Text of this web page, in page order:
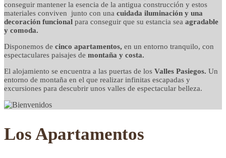
CONFORTABLE
conseguir mantener la esencia de la antigua construcción y estos
materiales conviven junto con una cuidada iluminación y una
decoración funcional para conseguir que su estancia sea agradable
y comoda.
Disponemos de cinco apartamentos, en un entorno tranquilo, con
espectaculares paisajes de montaña y costa.
El alojamiento se encuentra a las puertas de los Valles Pasiegos. Un
entorno de montaña en el que realizar infinitas escapadas y
excursiones para descubrir unos valles de espectacular belleza.
Los Apartamentos